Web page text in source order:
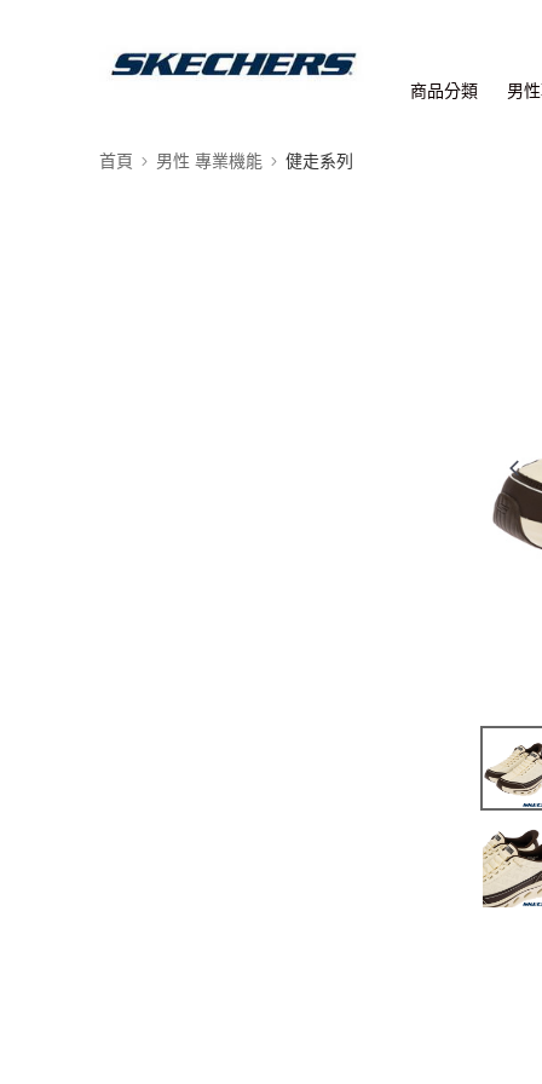
商品分類 男
首頁 男性 專業機能 健走系列